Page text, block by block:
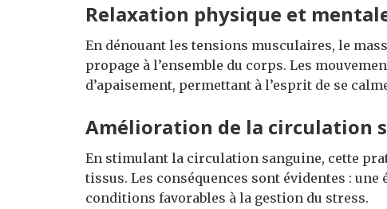
Relaxation physique et
En dénouant les tensions musculaires, le
propage à l’ensemble du corps. Les
d’apaisement, permettant à l’esprit de se
Amélioration de la circulation
En stimulant la circulation sanguine, cette
tissus. Les conséquences sont évidentes :
conditions favorables à la gestion du stress.